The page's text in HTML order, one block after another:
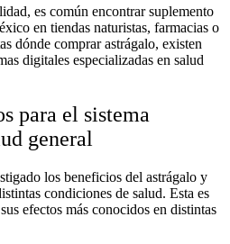
es común encontrarsuplemento
en tiendas naturistas, farmacias o
dónde comprarastrágalo, existen
digitales especializadas en salud
para el sistema
general
los beneficios del astrágalo y
condiciones de salud. Esta es
efectos más conocidos en distintas